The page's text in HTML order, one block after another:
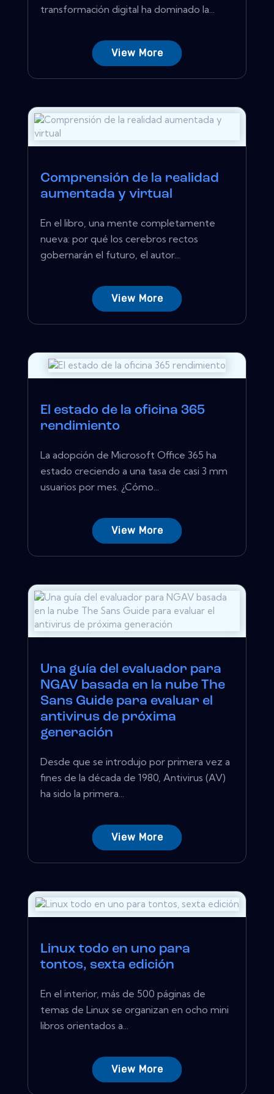
transformación digital ha dominado la...
View More
Comprensión de la realidad
aumentada y virtual
En el libro, una mente completamente
nueva: por qué los cerebros rectos
gobernarán el futuro, el autor...
View More
El estado de la oficina 365
rendimiento
La adopción de Microsoft Office 365 ha
estado creciendo a una tasa de casi 3 mm
usuarios por mes. ¿Cómo...
View More
Una guía del evaluador para
NGAV basada en la nube The
Sans Guide para evaluar el
antivirus de próxima
generación
Desde que se introdujo por primera vez a
fines de la década de 1980, Antivirus (AV)
ha sido la primera...
View More
Linux todo en uno para
tontos, sexta edición
En el interior, más de 500 páginas de
temas de Linux se organizan en ocho mini
libros orientados a...
View More